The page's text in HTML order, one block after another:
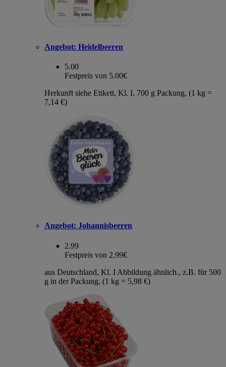
Angebot: Heidelbeeren
5.00
Festpreis von 5.00€
Herkunft siehe Etikett, Kl. I, 700 g Packung, (1 kg =
7,14 €)
Angebot: Johannisbeeren
2.99
Festpreis von 2.99€
aus Deutschland, Kl. I Abbildung ähnlich., z.B. für 500
g in der Packung, (1 kg = 5,98 €)